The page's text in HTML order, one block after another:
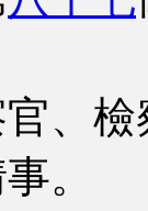
、檢
。